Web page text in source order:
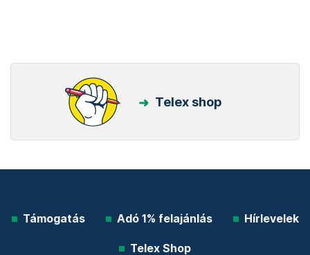
Telex shop
Támogatás Adó 1% felajánlás Hírlevelek
Telex Shop